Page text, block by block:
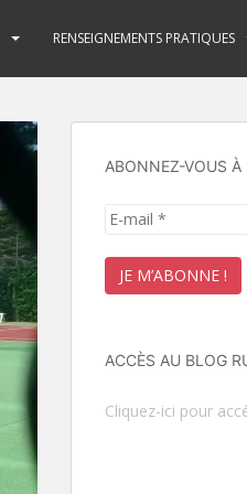
RENSEIGNEMENTS PRATIQUES
ABONNEZ-VOUS À
ACCÈS AU BLOG
Cliquez-ici pour